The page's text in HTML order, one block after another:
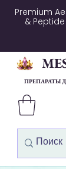
Premium
&
ПРЕПАРАТЫ